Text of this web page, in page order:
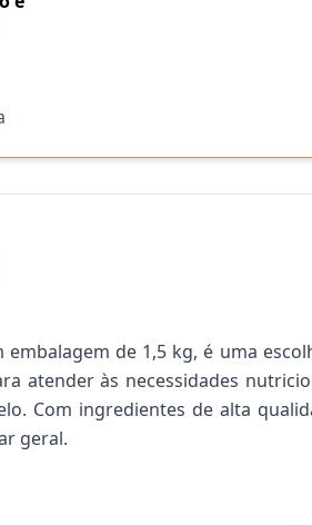
de 1,5 kg, é uma
atender às necessidades
Com ingredientes de alta
geral.